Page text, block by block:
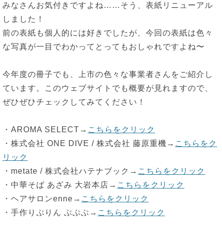
みなさんお気付きですよね……そう、表紙リニューアル
しました！
前の表紙も個人的には好きでしたが、今回の表紙は色々
な写真が一目でわかってとってもおしゃれですよね〜
今年度の冊子でも、上市の色々な事業者さんをご紹介し
ています。このウェブサイトでも概要が見れますので、
ぜひぜひチェックしてみてください！
・AROMA SELECT→ こちらをクリック
・株式会社 ONE DIVE / 株式会社 藤原重機→ こちらをク
リック
・metate / 株式会社ハテナブック→ こちらをクリック
・中華そば あざみ 大岩本店→ こちらをクリック
・ヘアサロンenne→ こちらをクリック
・手作りぷりん ぷぷぷ→ こちらをクリック